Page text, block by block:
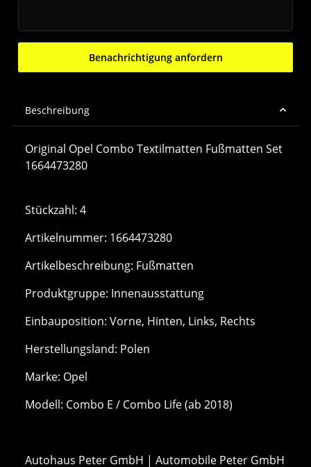
Benachrichtigung anfordern
Beschreibung
Original Opel Combo Textilmatten Fußmatten Set
1664473280
Stückzahl: 4
Artikelnummer: 1664473280
Artikelbeschreibung: Fußmatten
Produktgruppe: Innenausstattung
Einbauposition: Vorne, Hinten, Links, Rechts
Herstellungsland: Polen
Marke: Opel
Modell: Combo E / Combo Life (ab 2018)
Autohaus Peter GmbH | Automobile Peter GmbH